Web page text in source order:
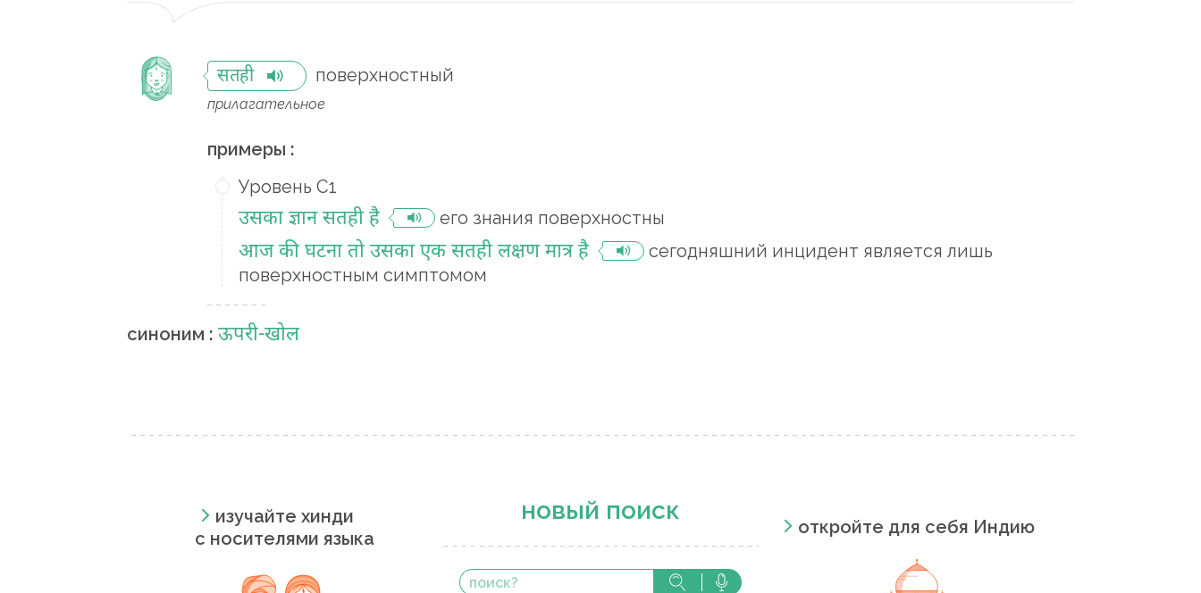
सतही поверхностный
прилагательное
примеры :
Уровень C1
उसका ज्ञान सतही है его знания поверхностны
आज की घटना तो उसका एक सतही लक्षण मात्र है
сегодняшний инцидент является лишь
поверхностным симптомом
синоним : ऊपरी-खोल
изучайте хинди
с носителями языка
новый поиск
откройте для себя Индию